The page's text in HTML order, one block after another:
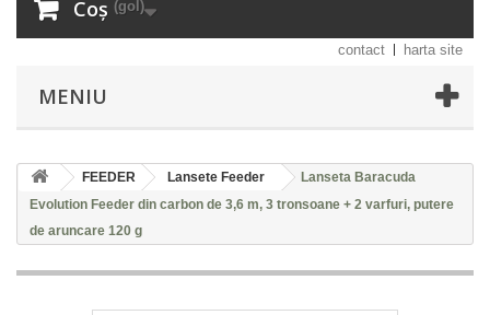
Coș (gol)
contact harta site
MENIU
FEEDER Lansete Feeder
Lanseta Baracuda
Evolution Feeder din carbon de 3,6 m, 3 tronsoane + 2 varfuri, putere
de aruncare 120 g